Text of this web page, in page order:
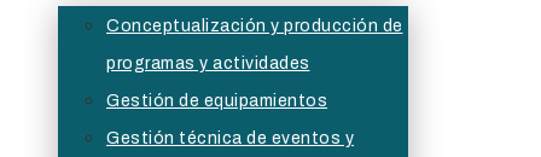
Conceptualización y producción de
programas y actividades
Gestión de equipamientos
Gestión técnica de eventos y